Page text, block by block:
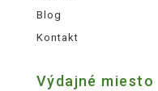
Blog
Kontakt
Výdajné miesto